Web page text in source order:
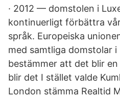
· 2012 — domstolen i
kontinuerligt förbättra
språk. Europeiska
med samtliga domstolar
bestämmer att det blir
blir det I stället valde
London stämma Realtid